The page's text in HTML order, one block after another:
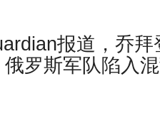
报道，乔
罗斯军队陷入混